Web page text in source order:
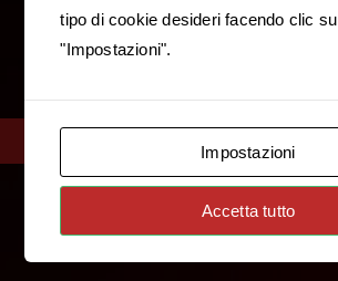
tipo di cookie desideri facendo clic su
"Impostazioni".
Impostazioni
Accetta tutto